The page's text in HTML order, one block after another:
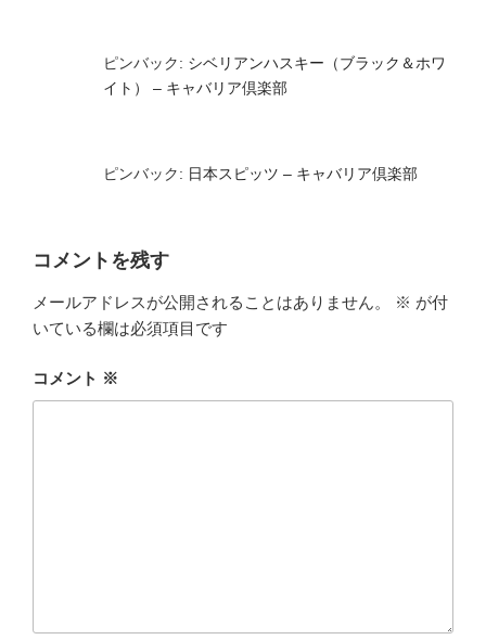
ピンバック: シベリアンハスキー（ブラック＆ホワ
イト） – キャバリア倶楽部
ピンバック: 日本スピッツ – キャバリア倶楽部
コメントを残す
メールアドレスが公開されることはありません。 ※ が付
いている欄は必須項目です
コメント ※